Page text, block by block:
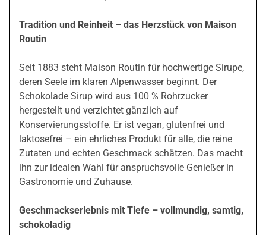
Tradition und Reinheit – das Herzstück von Maison
Routin
Seit 1883 steht Maison Routin für hochwertige Sirupe,
deren Seele im klaren Alpenwasser beginnt. Der
Schokolade Sirup wird aus 100 % Rohrzucker
hergestellt und verzichtet gänzlich auf
Konservierungsstoffe. Er ist vegan, glutenfrei und
laktosefrei – ein ehrliches Produkt für alle, die reine
Zutaten und echten Geschmack schätzen. Das macht
ihn zur idealen Wahl für anspruchsvolle Genießer in
Gastronomie und Zuhause.
Geschmackserlebnis mit Tiefe – vollmundig, samtig,
schokoladig